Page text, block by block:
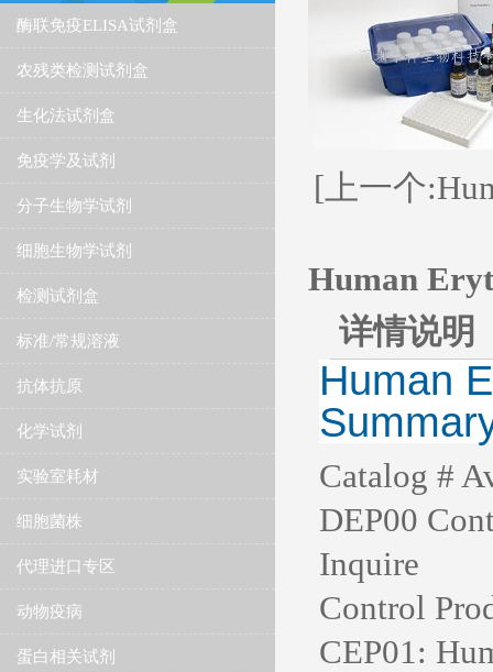
酶联免疫ELISA试剂盒
农残类检测试剂盒
生化法试剂盒
免疫学及试剂
分子生物学试剂
细胞生物学试剂
检测试剂盒
标准/常规溶液
抗体抗原
化学试剂
实验室耗材
细胞菌株
代理进口专区
动物疫病
蛋白相关试剂
[上一个
Human
详情说明
Human
Catalog #
DEP00
Inquire
Control
CEP01: